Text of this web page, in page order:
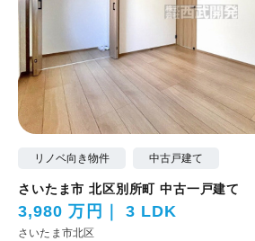
リノベ向き物件 中古戸建て
さいたま市 北区別所町 中古一戸建て
3,980 万円 3 LDK
さいたま市北区